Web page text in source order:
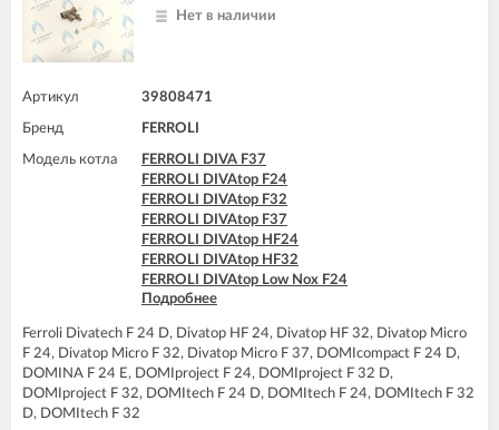
FERROLI DOMIcompact C30
FERROLI DOMIcompact F24 D
FERROLI DOMIcompact F30 B
FERROLI DOMIcompact F30 D
FERROLI DOMINA C13 N
FERROLI DOMINA C16 N
FERROLI DOMINA C20 N
FERROLI DOMINA C24 N
FERROLI DOMINA C32 N
FERROLI DOMINA F13 N
FERROLI DOMINA F16 N
FERROLI DOMINA F24 N
FERROLI DOMINA F32 N
FERROLI DOMIproject C24
FERROLI DOMIproject C24 D
Нет в наличии
Артикул 39808471
Бренд FERROLI
Модель котла
FERROLI DIVA F37
FERROLI DIVAtop F24
FERROLI DIVAtop F32
FERROLI DIVAtop F37
FERROLI DIVAtop HF24
FERROLI DIVAtop HF32
FERROLI DIVAtop Low Nox F24
FERROLI DIVAtop Low Nox F32
FERROLI DIVAtop micro F32
FERROLI DIVAtop micro F37
FERROLI DIVAtop micro LN F24
FERROLI DIVAtop micro LN F32
Подробнее
Ferroli Divatech F 24 D, Divatop HF 24, Divatop HF 32, Divatop Micro
F 24, Divatop Micro F 32, Divatop Micro F 37, DOMIcompact F 24 D,
DOMINA F 24 E, DOMIproject F 24, DOMIproject F 32 D,
DOMIproject F 32, DOMItech F 24 D, DOMItech F 24, DOMItech F 32
D, DOMItech F 32